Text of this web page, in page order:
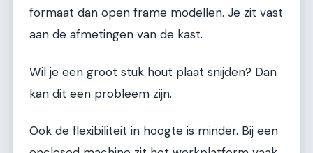
formaat dan open frame modellen. Je zit vast
aan de afmetingen van de kast.
Wil je een groot stuk hout plaat snijden? Dan
kan dit een probleem zijn.
Ook de flexibiliteit in hoogte is minder. Bij een